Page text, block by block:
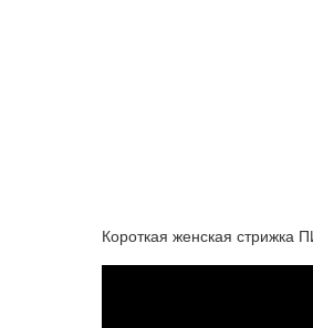
Короткая женская